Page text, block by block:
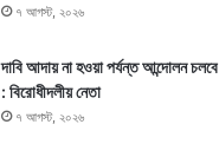
৭ আগস্ট, ২০২৬
দাবি আদায় না হওয়া পর্যন্ত আন্দোলন চলবে
: বিরোধীদলীয় নেতা
৭ আগস্ট, ২০২৬